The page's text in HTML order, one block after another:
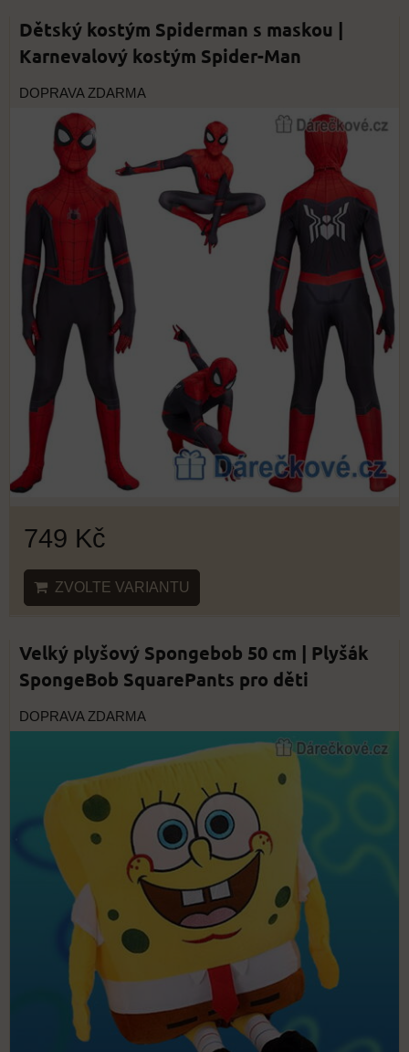
Dětský kostým Spiderman s maskou |
Karnevalový kostým Spider-Man
DOPRAVA ZDARMA
749 Kč
ZVOLTE VARIANTU
Velký plyšový Spongebob 50 cm | Plyšák
SpongeBob SquarePants pro děti
DOPRAVA ZDARMA